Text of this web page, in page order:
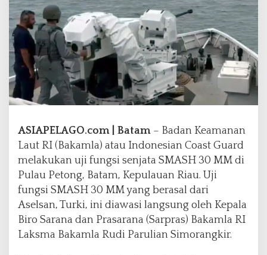
F
u
g
s
S
n
t
a
S
M
S
H
3
0
ASIAPELAGO.com | Batam – Badan Keamanan
Laut RI (Bakamla) atau Indonesian Coast Guard
melakukan uji fungsi senjata SMASH 30 MM di
Pulau Petong, Batam, Kepulauan Riau. Uji
fungsi SMASH 30 MM yang berasal dari
Aselsan, Turki, ini diawasi langsung oleh Kepala
Biro Sarana dan Prasarana (Sarpras) Bakamla RI
Laksma Bakamla Rudi Parulian Simorangkir.